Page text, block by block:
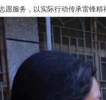
愿服务，以实际行动传承雷锋精